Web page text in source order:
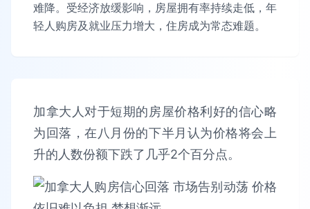
难降。受经济放缓影响，房屋拥有率持续走低，年
轻人购房及就业压力增大，住房成为常态难题。
加拿大人对于短期的房屋价格利好的信心略
为回落，在八月份的下半月认为价格将会上
升的人数份额下跌了几乎2个百分点。